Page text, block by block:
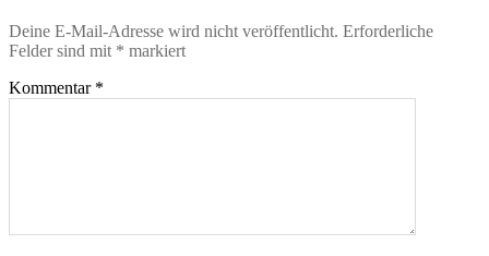
Deine E-Mail-Adresse wird nicht veröffentlicht. Erforderliche
Felder sind mit * markiert
Kommentar *